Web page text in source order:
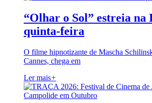
“Olhar o Sol” estreia na
quinta-feira
O filme hipnotizante de Mascha
Cannes, chega em
Ler mais+